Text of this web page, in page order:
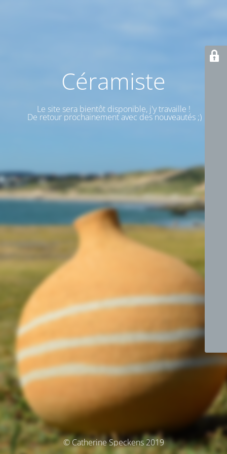
Céramiste
Le site sera bientôt disponible, j'y travaille !
De retour prochainement avec des nouveautés ;)
© Catherine Speckens 2019